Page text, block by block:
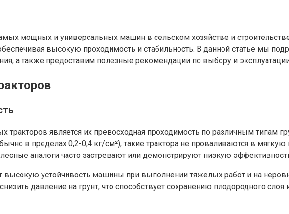
мощных и универсальных машин в сельском хозяйстве и
высокую проходимость и стабильность. В данной статье мы
а также предоставим полезные рекомендации по выбору и
тракторов является их превосходная проходимость по различным
в пределах 0,2-0,4 кг/см²), такие трактора не проваливаются в мягкую
аналоги часто застревают или демонстрируют низкую
высокую устойчивость машины при выполнении тяжелых работ и на
давление на грунт, что способствует сохранению плодородного